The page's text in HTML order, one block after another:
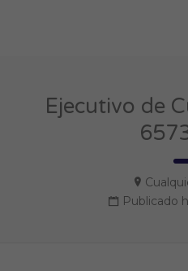
Ejecutivo de
Publicado